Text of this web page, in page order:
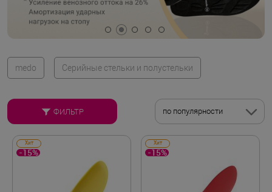
medo Серийные стельки и полустельки
ФИЛЬТР по популярности
Хит
-15%
Хит
-15%